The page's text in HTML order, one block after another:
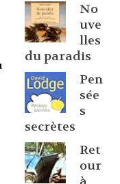
No
uve
lles
du paradis
Pen
sée
s
secrètes
Ret
our